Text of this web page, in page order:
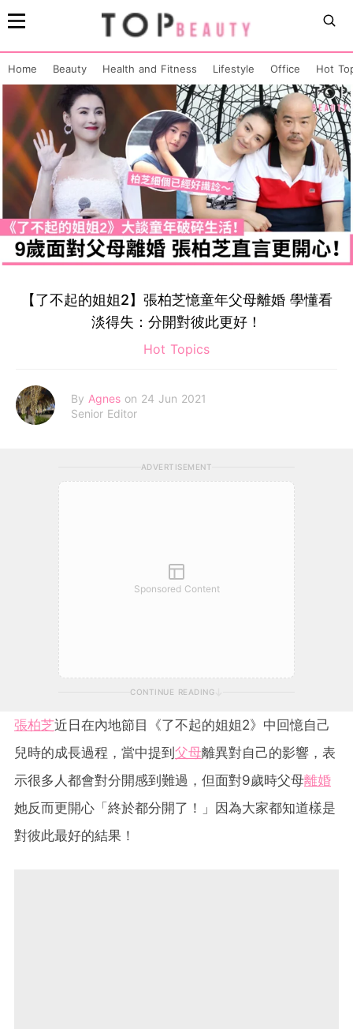
Home Beauty Health and Fitness Lifestyle Office Hot
【了不起的姐姐2】張柏芝憶童年父母離婚 學懂看
淡得失：分開對彼此更好！
Hot Topics
By Agnes on 24 Jun 2021
Senior Editor
ADVERTISEMENT
Sponsored Content
CONTINUE READING
張柏芝近日在內地節目《了不起的姐姐2》中回憶自己
兒時的成長過程，當中提到父母離異對自己的影響，表
示很多人都會對分開感到難過，但面對9歲時父母離婚
她反而更開心「終於都分開了！」因為大家都知道樣是
對彼此最好的結果！